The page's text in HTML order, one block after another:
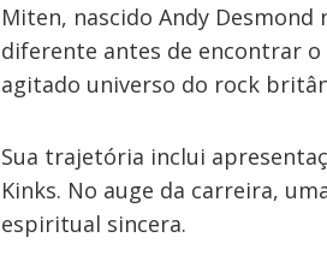
Miten, nascido Andy
diferente antes de encontrar o
agitado universo do rock
Sua trajetória inclui
Kinks. No auge da carreira,
espiritual sincera.